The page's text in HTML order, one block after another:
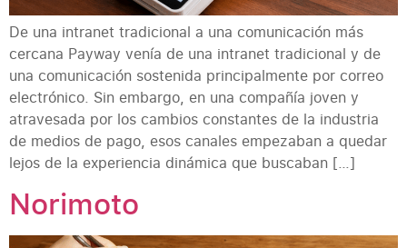
De una intranet tradicional a una comunicación más
cercana Payway venía de una intranet tradicional y de
una comunicación sostenida principalmente por correo
electrónico. Sin embargo, en una compañía joven y
atravesada por los cambios constantes de la industria
de medios de pago, esos canales empezaban a quedar
lejos de la experiencia dinámica que buscaban […]
Norimoto